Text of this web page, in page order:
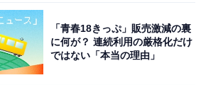
駅）ランキング！ 2位「近鉄奈良
「青春18きっぷ」販売激減の裏
に何が？ 連続利用の厳格化だけ
ではない「本当の理由」